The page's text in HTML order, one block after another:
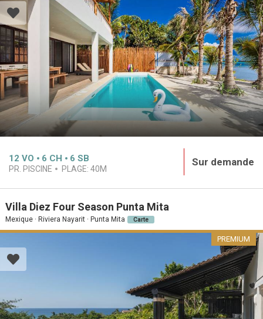
12 VO 6 CH 6 SB
PR. PISCINE PLAGE: 40M
Sur demande
Villa Diez Four Season Punta Mita
Mexique · Riviera Nayarit · Punta Mita Carte
PREMIUM